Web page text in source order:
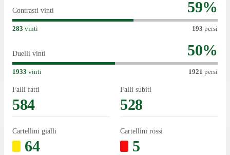
Contrasti vinti 59%
283 vinti 193 persi
Duelli vinti 50%
1933 vinti 1921 persi
Falli fatti
584
Falli subiti
528
Cartellini gialli
64
Cartellini rossi
5